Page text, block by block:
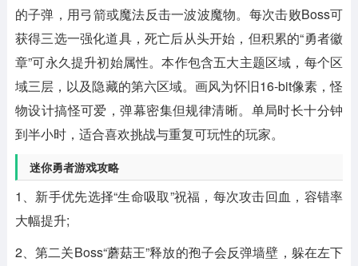
的子弹，用弓箭或魔法反击一波波魔物。每次击败Boss可
获得三选一强化道具，死亡后从头开始，但积累的“勇者徽
章”可永久提升初始属性。本作包含五大主题区域，每个区
域三层，以及隐藏的第六区域。画风为怀旧16-bit像素，怪
物设计搞怪可爱，弹幕密集但规律清晰。单局时长十分钟
到半小时，适合喜欢挑战与重复可玩性的玩家。
迷你勇者游戏攻略
1、新手优先选择“生命吸取”祝福，每次攻击回血，容错率
大幅提升;
2、第二关Boss“蘑菇王”释放的孢子会反弹墙壁，躲在左下